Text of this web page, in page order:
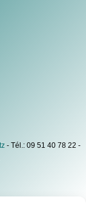
- Tél.: 09 51 40 78 22 -